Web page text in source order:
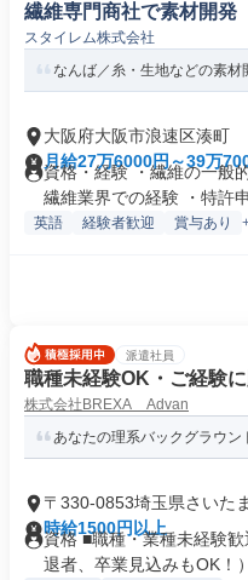
繊維専門商社で素材開発
スタイレム株式会社
なんば／糸・生地などの素
大阪府大阪市浪速区湊町
月給27万6000円～39万
資格・経験 ・繊維の一般
繊維業界での経験 ・特許申
英語 経験者歓迎 賞与あり
派遣社員
職種未経験OK・ご経験
株式会社BREXA Advan
あなたの理系バックグラウン
〒330-0853埼玉県さいた
時給1500円以上
資格 ■職種・業種未経験
退者、卒業見込みもOK！